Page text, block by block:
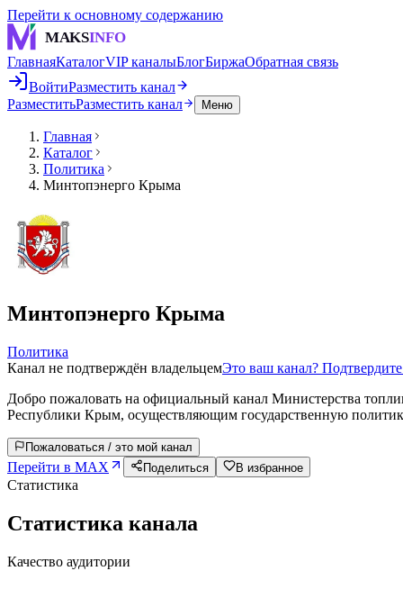
Перейти к основному содержанию
MAKSINFO
ГлавнаяКаталогVIP каналыБлогБиржаОбратная связь
ВойтиРазместить канал
РазместитьРазместить канал Меню
Главная
Каталог
Политика
Минтопэнерго Крыма
Минтопэнерго Крыма
Политика
Канал не подтверждён владельцемЭто ваш канал?
Добро пожаловать на официальный канал Министерства
Республики Крым, осуществляющим государственную
Пожаловаться / это мой канал
Перейти в MAX Поделиться В избранное
Статистика
Статистика канала
Качество аудитории